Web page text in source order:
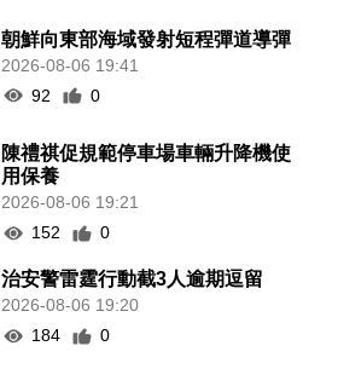
朝鮮向東部海域發射短程彈道導彈
2026-08-06 19:41
92
0
陳禮祺促規範停車場車輛升降機使
用保養
2026-08-06 19:21
152
0
治安警雷霆行動截3人逾期逗留
2026-08-06 19:20
184
0